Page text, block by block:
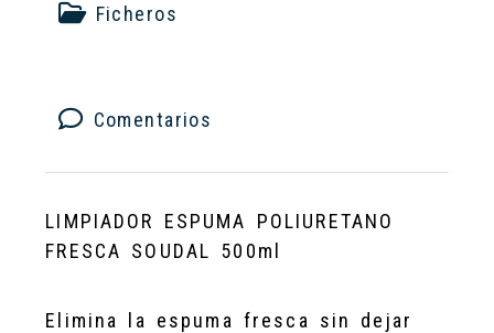
Ficheros
Comentarios
LIMPIADOR ESPUMA POLIURETANO
FRESCA SOUDAL 500ml
Elimina la espuma fresca sin dejar